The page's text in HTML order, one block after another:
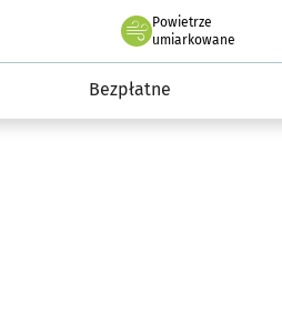
Powietrze
we Wrocławiu
umiarkowane
Bezpłatne